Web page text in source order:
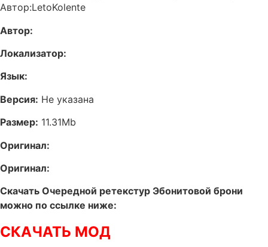
Автор:LetoKolente
Автор:
Локализатор:
Язык:
Версия: Не указана
Размер: 11.31Mb
Оригинал:
Оригинал:
Скачать Очередной ретекстур Эбонитовой брони
можно по ссылке ниже:
СКАЧАТЬ МОД